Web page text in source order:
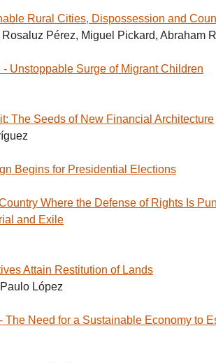
Rural Cities, Dispossession and
Pérez, Miguel Pickard, Abraham
Unstoppable Surge of Migrant Children
The Seeds of New Financial Architecture
Begins for Presidential Elections
Where the Defense of Rights Is
and Exile
Attain Restitution of Lands
López
The Need for a Sustainable Economy to